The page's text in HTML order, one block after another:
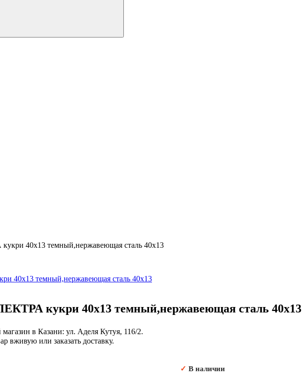
40х13 темный,нержавеющая сталь 40х13
кукри 40х13 темный,нержавеющая сталь 40х13
в Казани: ул. Аделя Кутуя, 116/2.
вживую или заказать доставку.
✓ В наличии